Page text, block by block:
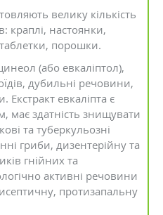
велику кількість
краплі, настоянки,
порошки.
(або евкаліптол),
дубильні речовини,
евкаліпта є
має здатність знищувати
та туберкульозні
гриби, дизентерійну та
гнійних та
активні речовини
протизапальну